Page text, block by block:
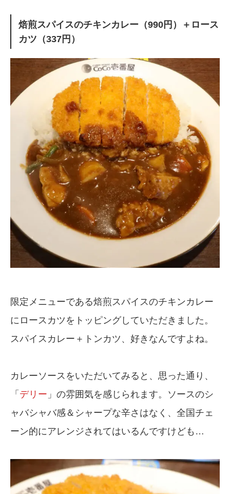
焙煎スパイスのチキンカレー（990円）＋ロース
カツ（337円）
限定メニューである焙煎スパイスのチキンカレー
にロースカツをトッピングしていただきました。
スパイスカレー＋トンカツ、好きなんですよね。
カレーソースをいただいてみると、思った通り、
「 デリー 」の雰囲気を感じられます。ソースのシ
ャバシャバ感＆シャープな辛さはなく、全国チェ
ーン的にアレンジされてはいるんですけども…